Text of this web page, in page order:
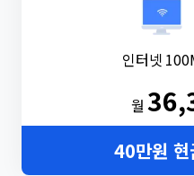
인터넷
월
40만원